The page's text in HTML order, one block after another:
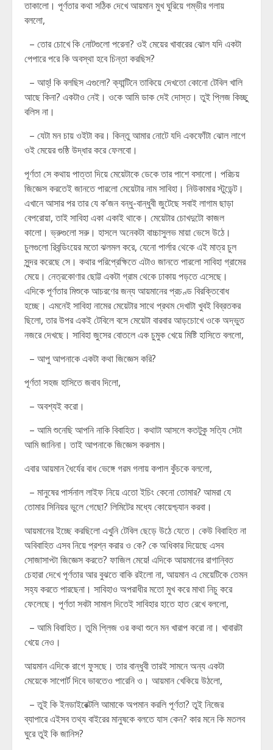
তাকালো। পূর্ণতার কথা সঠিক দেখে আয়মান মুখ ঘুরিয়ে গম্ভীর গলায়
বললো,
– তোর চোখে কি নোটগুলো পরেনা? ওই মেয়ের খাবারের ঝোল যদি একটা
পেপারে পরে কি অবস্থা হবে চিন্তা করছিস?
– আহ্! কি বলছিস এগুলো? ক্যান্টিনে তাকিয়ে দেখতো কোনো টেবিল খালি
আছে কিনা? একটাও নেই। ওকে আমি ডাক দেই দোস্ত। তুই প্লিজ কিচ্ছু
বলিস না।
– যেটা মন চায় ওইটা কর। কিন্তু আমার নোটে যদি একফোঁটা ঝোল লাগে
ওই মেয়ের গুষ্ঠি উদ্ধার করে ফেলবো।
পূর্ণতা সে কথায় পাত্তা দিয়ে মেয়েটাকে ডেকে তার পাশে বসালো। পরিচয়
জিজ্ঞেস করতেই জানতে পারলো মেয়েটার নাম সাবিহা। নিউকামার স্টুডেন্ট।
এখানে আসার পর তার যে ক’জন বন্ধু-বান্ধুবী জুটেছে সবাই লাগাম ছাড়া
বেপরোয়া, তাই সাবিহা একা একাই থাকে। মেয়েটার চোখদুটো কাজল
কালো। ভ্রুগুলো সরু। হাসলে অনেকটা বাচ্চাসুলভ মায়া ভেসে উঠে।
চুলগুলো রিবন্ডিংয়ের মতো ঝলমল করে, যেনো পার্লার থেকে এই মাত্র চুল
সুন্দর করেছে সে। কথার পরিপ্রেক্ষিতে এটাও জানতে পারলো সাবিহা গ্রামের
মেয়ে। নেত্রকোণার ছোট্ট একটা গ্রাম থেকে ঢাকায় পড়তে এসেছে।
এদিকে পূর্ণতার মিশুকে আচরণের জন্য আয়মানের প্রচণ্ড বিরক্তিবোধ
হচ্ছে। এমনেই সাবিহা নামের মেয়েটার সাথে প্রথম দেখাটা খুবই বিব্রতকর
ছিলো, তার উপর একই টেবিলে বসে মেয়েটা বারবার আড়চোখে ওকে অদ্ভুত
নজরে দেখছে। সাবিহা জুসের বোতলে এক চুমুক খেয়ে মিষ্টি হাসিতে বললো,
– আপু আপনাকে একটা কথা জিজ্ঞেস করি?
পূর্ণতা সহজ হাসিতে জবাব দিলো,
– অবশ্যই করো।
– আমি শুনেছি আপনি নাকি বিবাহিত। কথাটা আসলে কতটুকু সত্যি সেটা
আমি জানিনা। তাই আপনাকে জিজ্ঞেস করলাম।
এবার আয়মান ধৈর্যের বাধ ভেঙ্গে গরম গলায় কপাল কুঁচকে বললো,
– মানুষের পার্সনাল লাইফ নিয়ে এতো ইচিং কেনো তোমার? আমরা যে
তোমার সিনিয়র ভুলে গেছো? লিমিটের মধ্যে কোয়েশ্চ্যান করবা।
আয়মানের ইচ্ছে করছিলো এখুনি টেবিল ছেড়ে উঠে যেতে। কেউ বিবাহিত না
অবিবাহিত এসব নিয়ে প্রশ্ন করার ও কে? কে অধিকার দিয়েছে এসব
সোজাসাপ্টা জিজ্ঞেস করতে? ফাজিল মেয়ে! এদিকে আয়মানের রাগান্বিত
চেহারা দেখে পূর্ণতার আর বুঝতে বাকি রইলো না, আয়মান এ মেয়েটিকে তেমন
সহ্য করতে পারছেনা। সাবিহাও অপরাধীর মতো মুখ করে মাথা নিচু করে
ফেলেছে। পূর্ণতা সবটা সামাল দিতেই সাবিহার হাতে হাত রেখে বললো,
– আমি বিবাহিত। তুমি প্লিজ ওর কথা শুনে মন খারাপ করো না। খাবারটা
খেয়ে নেও।
আয়মান এদিকে রাগে ফুসছে। তার বান্ধুবী তারই সামনে অন্য একটা
মেয়েকে সাপোর্ট দিবে ভাবতেও পারেনি ও। আয়মান খেকিয়ে উঠলো,
– তুই কি ইনডাইরেক্টলি আমাকে অপমান করলি পূর্ণতা? তুই নিজের
ব্যাপারে এইসব তথ্য বাইরের মানুষকে বলতে যাস কেন? কার মনে কি মতলব
ঘুরে তুই কি জানিস?